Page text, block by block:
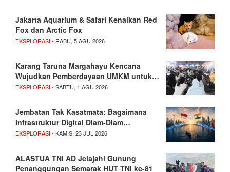
Jakarta Aquarium & Safari Kenalkan Red
Fox dan Arctic Fox
EKSPLORASI- RABU, 5 AGU 2026
Karang Taruna Margahayu Kencana
Wujudkan Pemberdayaan UMKM untuk…
EKSPLORASI- SABTU, 1 AGU 2026
Jembatan Tak Kasatmata: Bagaimana
Infrastruktur Digital Diam-Diam…
EKSPLORASI- KAMIS, 23 JUL 2026
ALASTUA TNI AD Jelajahi Gunung
Penanggungan Semarak HUT TNI ke-81